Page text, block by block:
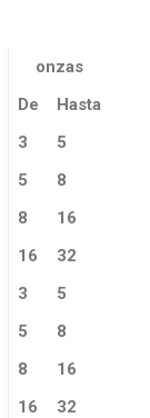
onzas
De
Hasta
3
5
5
8
8
16
16 32
3
5
5
8
8
16
16 32